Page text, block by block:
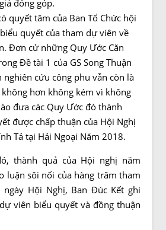
đóng góp.
quyết tâm của Ban Tổ Chức hội
quyết của tham dự viên về
Đơn cử những Quy Ước Căn
Đề tài 1 của GS Song Thuận
nghiên cứu công phu vẫn còn là
hơn không kém vì không
đưa các Quy Ước đó thành
được chấp thuận của Hội Nghị
Tả tại Hải Ngoại Năm 2018.
thành quả của Hội nghị năm
luận sôi nổi của hàng trăm tham
Hội Nghị, Ban Đúc Kết ghi
viên biểu quyết và đồng thuận